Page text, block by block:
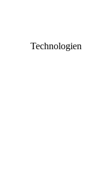
Technologien